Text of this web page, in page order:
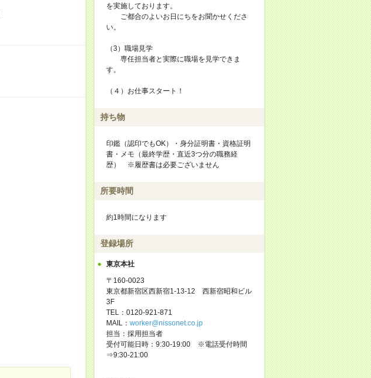
を実施しております。
ご都合のよいお日にちをお聞かせくださ
い。
（3）職場見学
専任担当者と実際に職場を見学できま
す。
（４）お仕事スタート！
持ち物
印鑑（認印でもOK）・身分証明書・資格証明
書・メモ（最終学歴・直近3つ分の職務経
歴） ※履歴書は必要ございません
所要時間
約1時間になります
登録場所
東京本社
〒160-0023
東京都新宿区西新宿1-13-12 西新宿昭和ビル
3F
TEL：0120-921-871
MAIL： worker@nissonet.co.jp
担当：採用担当者
受付可能日時：9:30-19:00 ※電話受付時間
⇒9:30-21:00